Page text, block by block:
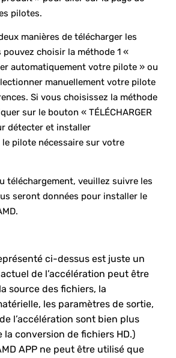
pilotes.
manières de télécharger les
pouvez choisir la méthode 1 «
automatiquement votre pilote » ou
manuellement votre pilote
Si vous choisissez la méthode
sur le bouton « TÉLÉCHARGER
détecter et installer
pilote nécessaire sur votre
téléchargement, veuillez suivre les
seront données pour installer le
ci-dessus est juste un
actuel de l’accélération peut être
source des fichiers, la
les paramètres de sortie,
l’accélération sont bien plus
la conversion de fichiers HD.)
APP ne peut être utilisé que